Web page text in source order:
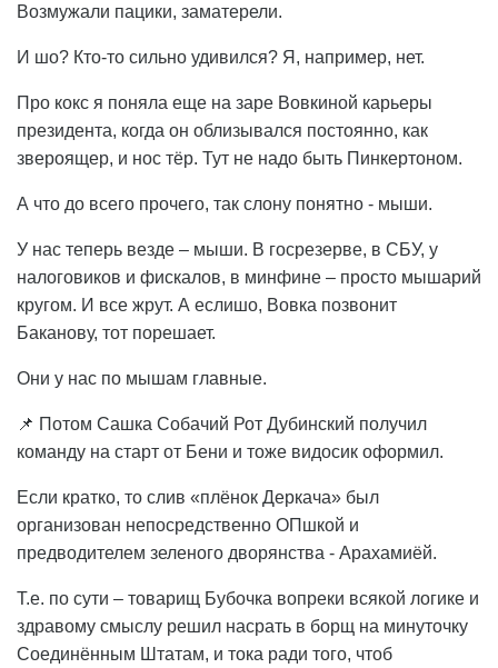
Возмужали пацики, заматерели.
И шо? Кто-то сильно удивился? Я, например, нет.
Про кокс я поняла еще на заре Вовкиной карьеры
президента, когда он облизывался постоянно, как
звероящер, и нос тёр. Тут не надо быть Пинкертоном.
А что до всего прочего, так слону понятно - мыши.
У нас теперь везде – мыши. В госрезерве, в СБУ, у
налоговиков и фискалов, в минфине – просто мышарий
кругом. И все жрут. А еслишо, Вовка позвонит
Баканову, тот порешает.
Они у нас по мышам главные.
📌 Потом Сашка Собачий Рот Дубинский получил
команду на старт от Бени и тоже видосик оформил.
Если кратко, то слив «плёнок Деркача» был
организован непосредственно ОПшкой и
предводителем зеленого дворянства - Арахамиёй.
Т.е. по сути – товарищ Бубочка вопреки всякой логике и
здравому смыслу решил насрать в борщ на минуточку
Соединённым Штатам, и тока ради того, чтоб